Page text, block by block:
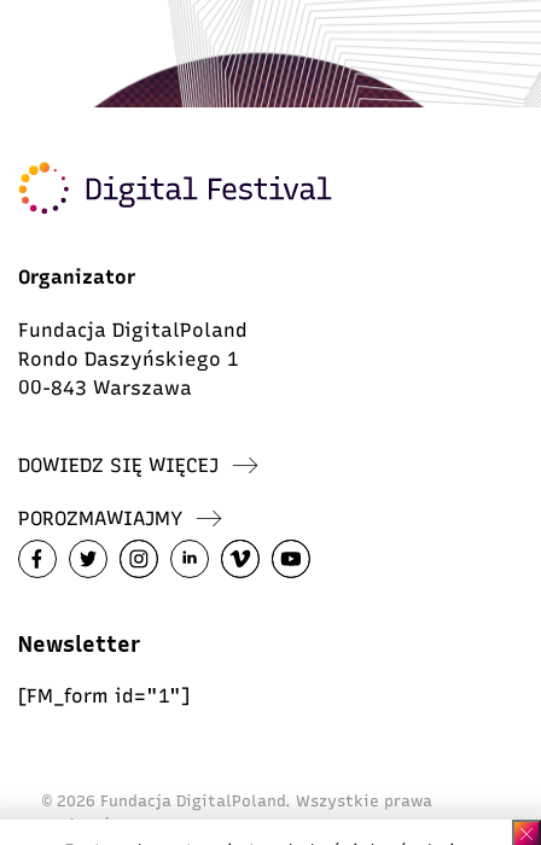
Organizator
Fundacja DigitalPoland
Rondo Daszyńskiego 1
00-843 Warszawa
DOWIEDZ SIĘ WIĘCEJ
POROZMAWIAJMY
Newsletter
[FM_form id="1"]
© 2026 Fundacja DigitalPoland. Wszystkie prawa
zastrzeżone